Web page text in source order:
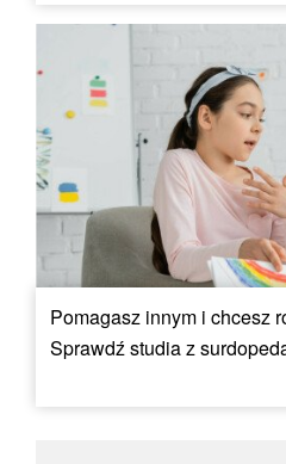
Pomagasz innym i chcesz
Sprawdź studia z